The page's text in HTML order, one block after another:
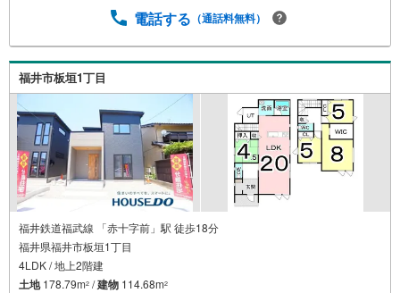
電話する （通話料無料）
福井市板垣1丁目
福井鉄道福武線 「赤十字前」駅 徒歩18分
福井県福井市板垣1丁目
4LDK / 地上2階建
土地178.79m2 /建物 114.68m2